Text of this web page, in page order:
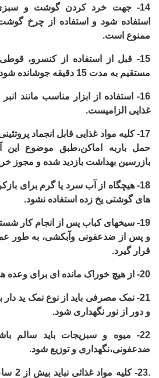
14-
جهت خرد کردن گوشت و سبزی
استفاده شود و استفاده از چرخ
ممنوع است.
15-
قبل از استفاده از کنسرو،
مستقیم به مدت 15 دقیقه جوشانده شود.
16-
استفاده از ابزار مناسب مانند
غذایی الزامیست.
17- کلیه مواد غذایی قابل انجماد
حمل باربه اماکن،طبق موضوع این
بازرسین بهداشت بازدید شده و مجوز خرید
18- هیچگاه از آب سرد یا گرم برای
های گوشتی یخ زده استفاده نشود.
19- سیخهای کباب پس از انجام کار
و پس از ضدعفونی وآبکشی، به
قرار گیرد.
20- از هیچ خوراک مانده ای برای وعده
21- نمک مصرفی باید از نوع نمک ید
و دور از نور نگهداری شود.
22-
میوه و سبزیجات باید سالم
ضدعفونی،نگهداری و توزیع شود.
.
23-